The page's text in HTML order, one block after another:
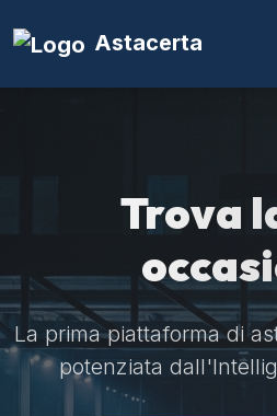
Astacerta
Trova
La prima piattaforma di
potenziata